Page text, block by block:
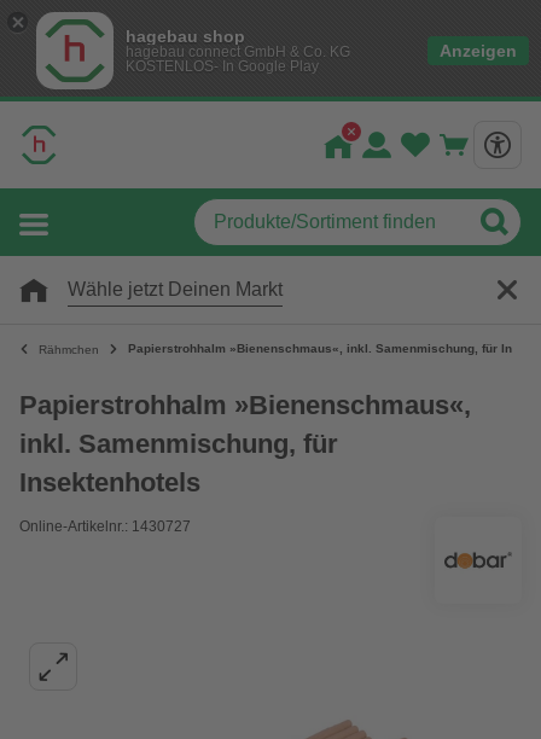
hagebau shop
hagebau connect GmbH & Co. KG
KOSTENLOS- In Google Play
Anzeigen
Wähle jetzt Deinen Markt
Rähmchen Papierstrohhalm »Bienenschmaus«, inkl. Samenmischung, für
Papierstrohhalm »Bienenschmaus«,
inkl. Samenmischung, für
Insektenhotels
Online-Artikelnr.: 1430727